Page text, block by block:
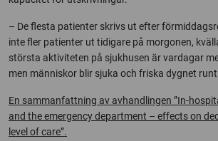
– De flesta patienter skrivs ut efter
inte fler patienter ut tidigare på morgonen,
största aktiviteten på sjukhusen är vardagar
men människor blir sjuka och friska dygnet runt.
En sammanfattning av avhandlingen ”In-
and the emergency department – effects on
level of care”.